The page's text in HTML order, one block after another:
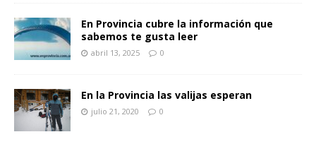
En Provincia cubre la información que
sabemos te gusta leer
abril 13, 2025 0
En la Provincia las valijas esperan
julio 21, 2020 0